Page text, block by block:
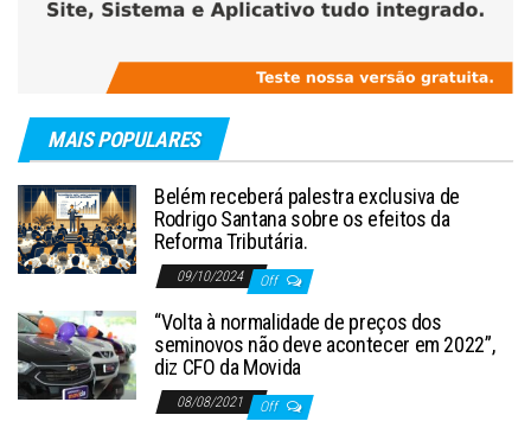
MAIS POPULARES
Belém receberá palestra exclusiva de
Rodrigo Santana sobre os efeitos da
Reforma Tributária.
09/10/2024 Off
“Volta à normalidade de preços dos
seminovos não deve acontecer em 2022”,
diz CFO da Movida
08/08/2021 Off